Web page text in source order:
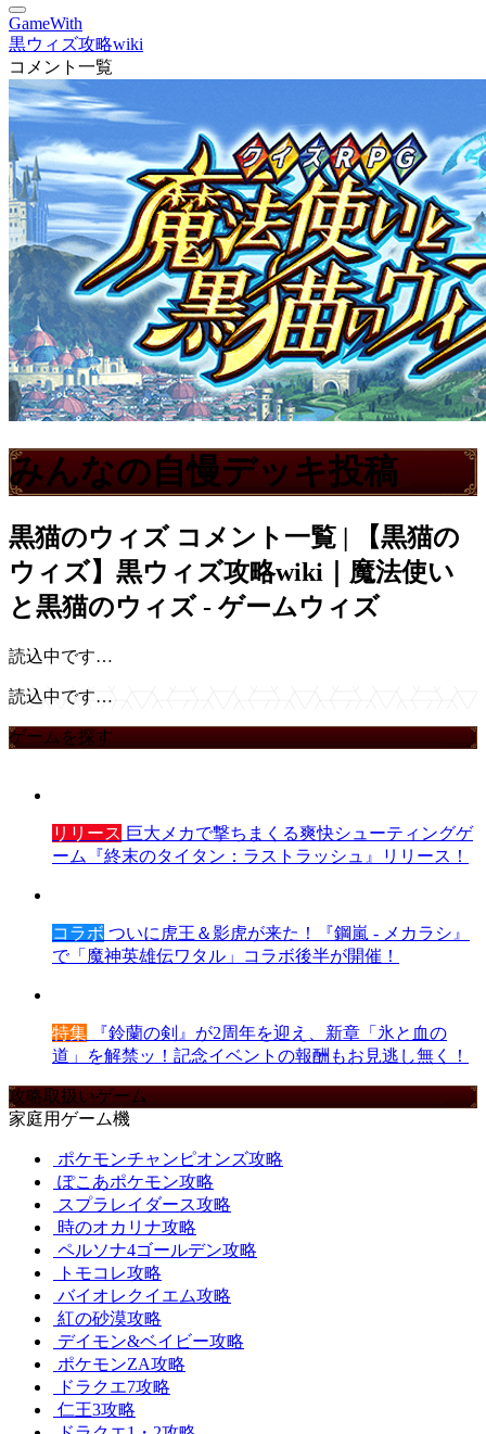
GameWith
黒ウィズ攻略wiki
コメント一覧
みんなの自慢デッキ投稿
黒猫のウィズ コメント一覧 | 【黒猫の
ウィズ】黒ウィズ攻略wiki｜魔法使い
と黒猫のウィズ - ゲームウィズ
読込中です…
読込中です…
ゲームを探す
リリース 巨大メカで撃ちまくる爽快シューティングゲ
ーム『終末のタイタン：ラストラッシュ』リリース！
コラボ ついに虎王＆影虎が来た！『鋼嵐 - メカラシ』
で「魔神英雄伝ワタル」コラボ後半が開催！
特集 『鈴蘭の剣』が2周年を迎え、新章「氷と血の
道」を解禁ッ！記念イベントの報酬もお見逃し無く！
攻略取扱いゲーム
家庭用ゲーム機
ポケモンチャンピオンズ攻略
ぽこあポケモン攻略
スプラレイダース攻略
時のオカリナ攻略
ペルソナ4ゴールデン攻略
トモコレ攻略
バイオレクイエム攻略
紅の砂漠攻略
デイモン&ベイビー攻略
ポケモンZA攻略
ドラクエ7攻略
仁王3攻略